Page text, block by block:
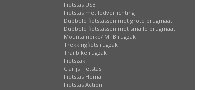
Fietstas USB
Fietstas met ledverlichting
Dubbele fietstassen met grote brugmaat
Dubbele fietstassen met smalle brugmaat
Mountainbike/ MTB rugzak
Trekkingfiets rugzak
Trailbike rugzak
Fietszak
Clarijs Fietstas
Fietstas Hema
Fietstas Action